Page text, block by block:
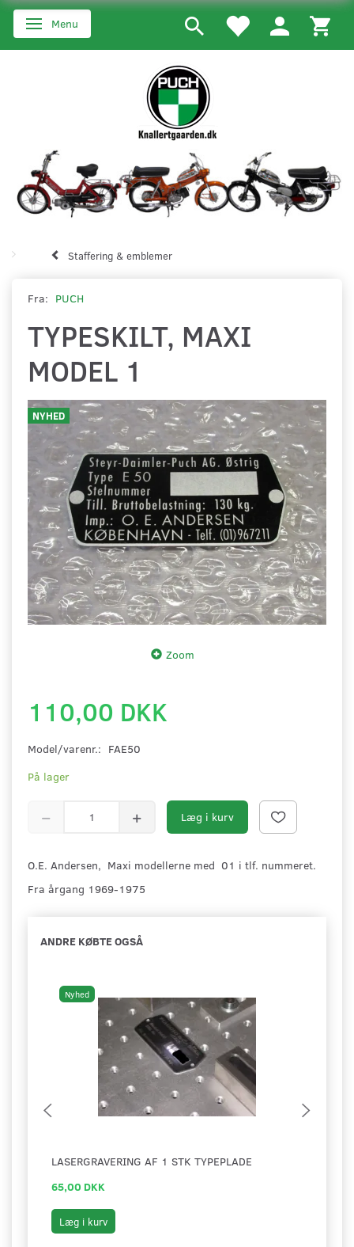
Skifte navigation
Menu
Staffering & emblemer
Fra: PUCH
TYPESKILT, MAXI
MODEL 1
NYHED
Zoom
110,00 DKK
Model/varenr.: FAE50
På lager
Læg i kurv
O.E. Andersen, Maxi modellerne med 01 i tlf. nummeret.
Fra årgang 1969-1975
ANDRE KØBTE OGSÅ
Nyhed
LASERGRAVERING AF 1 STK TYPEPLADE
65,00 DKK
Læg i kurv